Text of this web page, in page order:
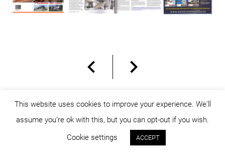
© dicositiganas 2026
This website uses cookies to improve your experience. We'll
assume you're ok with this, but you can opt-out if you wish.
Cookie settings
ACCEPT